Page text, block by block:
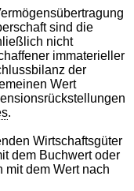
sind die
nicht
immaterieller
der
Wert
.
Wirtschaftsgüter
dem Buchwert oder
mit dem Wert nach